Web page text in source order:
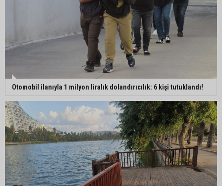
Otomobil ilanıyla 1 milyon liralık dolandırıcılık: 6 kişi tutuklandı!